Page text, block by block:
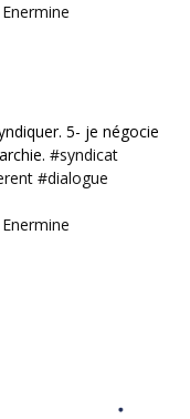
5- je négocie
#syndicat
#dialogue